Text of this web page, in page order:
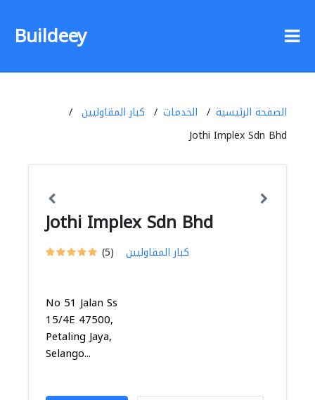
Buildeey
الصفحة الرئيسية الخدمات
كبار المقاوليين
Jothi Implex Sdn Bhd
Jothi Implex Sdn Bhd
(5) كبار المقاوليين
No 51 Jalan Ss
15/4E 47500,
Petaling Jaya,
Selango...